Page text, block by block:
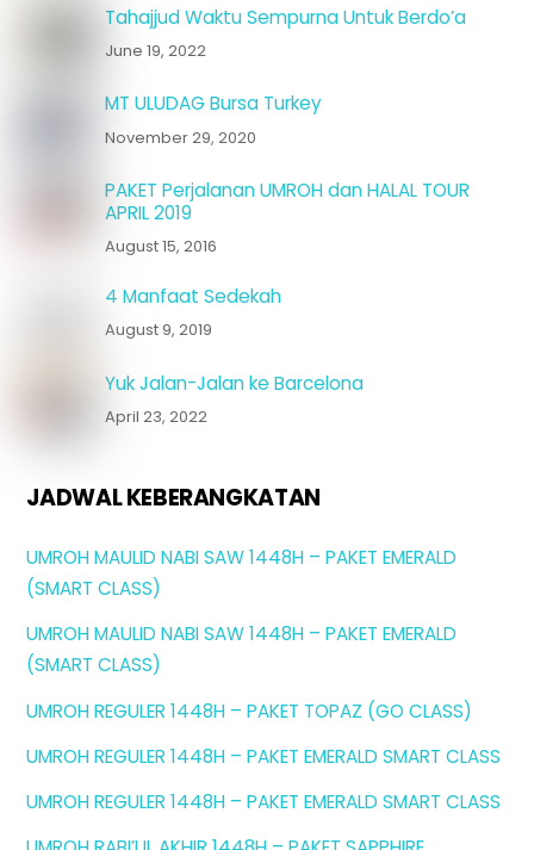
Tahajjud Waktu Sempurna Untuk Berdo’a
June 19, 2022
MT ULUDAG Bursa Turkey
November 29, 2020
PAKET Perjalanan UMROH dan HALAL TOUR
APRIL 2019
August 15, 2016
4 Manfaat Sedekah
August 9, 2019
Yuk Jalan-Jalan ke Barcelona
April 23, 2022
JADWAL KEBERANGKATAN
UMROH MAULID NABI SAW 1448H – PAKET EMERALD
(SMART CLASS)
UMROH MAULID NABI SAW 1448H – PAKET EMERALD
(SMART CLASS)
UMROH REGULER 1448H – PAKET TOPAZ (GO CLASS)
UMROH REGULER 1448H – PAKET EMERALD SMART CLASS
UMROH REGULER 1448H – PAKET EMERALD SMART CLASS